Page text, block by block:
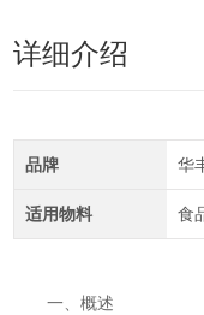
详细介绍
品牌 华
适用物料 食
一、概述